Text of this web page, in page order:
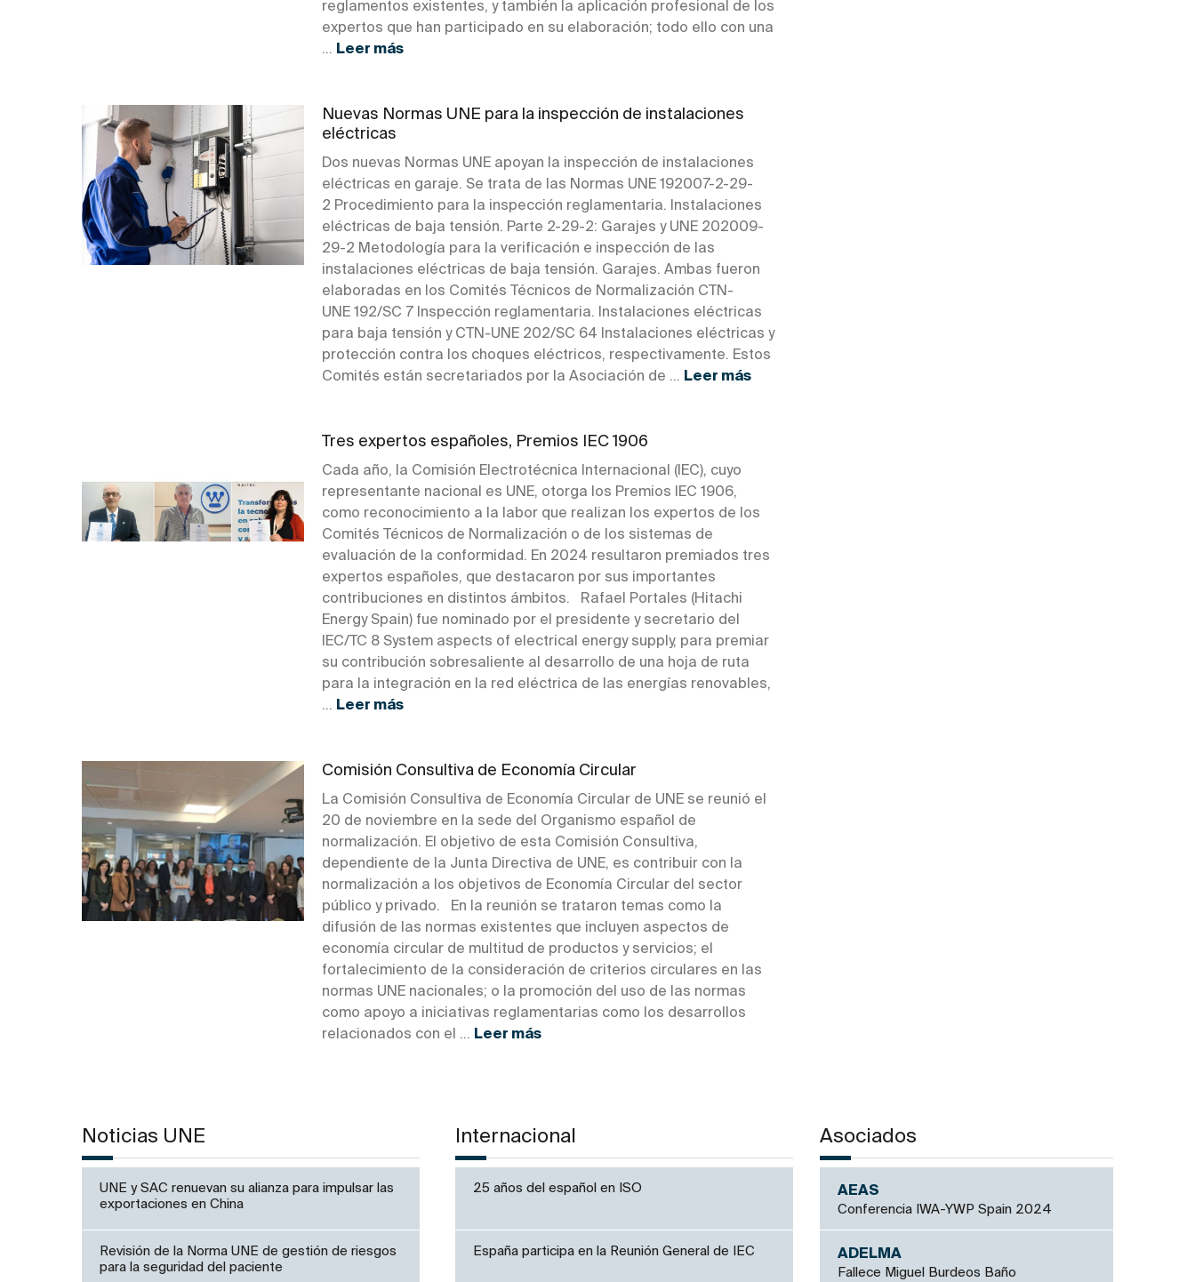
reglamentos existentes, y también la aplicación profesional de los
expertos que han participado en su elaboración; todo ello con una
... Leer más
Nuevas Normas UNE para la inspección de instalaciones
eléctricas
Dos nuevas Normas UNE apoyan la inspección de instalaciones
eléctricas en garaje. Se trata de las Normas UNE 192007-2-29-
2 Procedimiento para la inspección reglamentaria. Instalaciones
eléctricas de baja tensión. Parte 2-29-2: Garajes y UNE 202009-
29-2 Metodología para la verificación e inspección de las
instalaciones eléctricas de baja tensión. Garajes. Ambas fueron
elaboradas en los Comités Técnicos de Normalización CTN-
UNE 192/SC 7 Inspección reglamentaria. Instalaciones eléctricas
para baja tensión y CTN-UNE 202/SC 64 Instalaciones eléctricas y
protección contra los choques eléctricos, respectivamente. Estos
Comités están secretariados por la Asociación de ... Leer más
Tres expertos españoles, Premios IEC 1906
Cada año, la Comisión Electrotécnica Internacional (IEC), cuyo
representante nacional es UNE, otorga los Premios IEC 1906,
como reconocimiento a la labor que realizan los expertos de los
Comités Técnicos de Normalización o de los sistemas de
evaluación de la conformidad. En 2024 resultaron premiados tres
expertos españoles, que destacaron por sus importantes
contribuciones en distintos ámbitos. Rafael Portales (Hitachi
Energy Spain) fue nominado por el presidente y secretario del
IEC/TC 8 System aspects of electrical energy supply, para premiar
su contribución sobresaliente al desarrollo de una hoja de ruta
para la integración en la red eléctrica de las energías renovables,
... Leer más
Comisión Consultiva de Economía Circular
La Comisión Consultiva de Economía Circular de UNE se reunió el
20 de noviembre en la sede del Organismo español de
normalización. El objetivo de esta Comisión Consultiva,
dependiente de la Junta Directiva de UNE, es contribuir con la
normalización a los objetivos de Economía Circular del sector
público y privado. En la reunión se trataron temas como la
difusión de las normas existentes que incluyen aspectos de
economía circular de multitud de productos y servicios; el
fortalecimiento de la consideración de criterios circulares en las
normas UNE nacionales; o la promoción del uso de las normas
como apoyo a iniciativas reglamentarias como los desarrollos
relacionados con el ... Leer más
Asociados
AEAS
Conferencia IWA-YWP Spain 2024
ADELMA
Fallece Miguel Burdeos Baño
Noticias UNE
UNE y SAC renuevan su alianza para impulsar las
exportaciones en China
Revisión de la Norma UNE de gestión de riesgos
para la seguridad del paciente
Internacional
25 años del español en ISO
España participa en la Reunión General de IEC